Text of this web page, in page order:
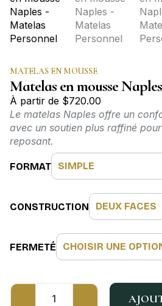
MATELAS EN MOUSSE
Matelas en mousse Naples
À partir de $720.00
Le matelas Naples offre un
avec un soutien plus raffiné
reposant.
FORMAT
CONSTRUCTION
FERMETÉ